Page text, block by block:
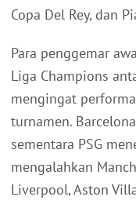
Copa Del Rey, dan
Para penggemar
Liga Champions
mengingat
turnamen.
sementara PSG
mengalahkan
Liverpool, Aston